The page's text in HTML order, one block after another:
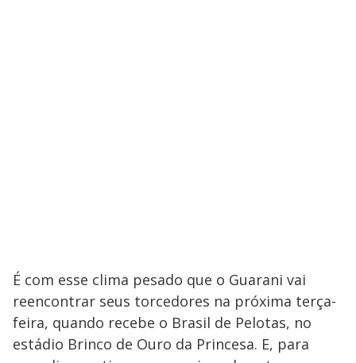
É com esse clima pesado que o Guarani vai
reencontrar seus torcedores na próxima terça-
feira, quando recebe o Brasil de Pelotas, no
estádio Brinco de Ouro da Princesa. E, para